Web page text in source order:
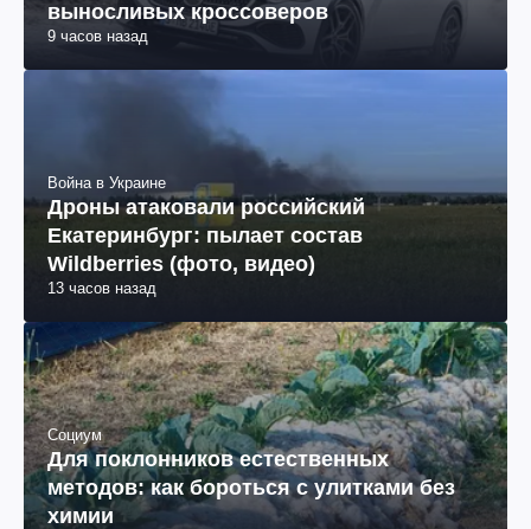
выносливых кроссоверов
9 часов назад
Война в Украине
Дроны атаковали российский
Екатеринбург: пылает состав
Wildberries (фото, видео)
13 часов назад
Социум
Для поклонников естественных
методов: как бороться с улитками без
химии